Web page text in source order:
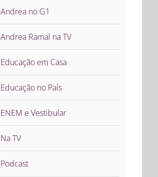
Andrea no G1
Andrea Ramal na TV
Educação em Casa
Educação no País
ENEM e Vestibular
Na TV
Podcast